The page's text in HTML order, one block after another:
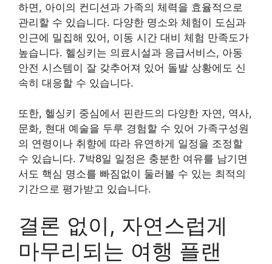
하면, 아이의 컨디션과 가족의 체력을 효율적으로
관리할 수 있습니다. 다양한 명소와 체험이 도심과
인근에 밀집해 있어, 이동 시간 대비 체험 만족도가
높습니다. 헬싱키는 의료시설과 응급서비스, 아동
안전 시스템이 잘 갖추어져 있어 돌발 상황에도 신
속히 대응할 수 있습니다.
또한, 헬싱키 중심에서 핀란드의 다양한 자연, 역사,
문화, 현대 예술을 두루 경험할 수 있어 가족구성원
의 연령이나 취향에 따라 유연하게 일정을 조정할
수 있습니다. 7박8일 일정은 충분한 여유를 남기면
서도 핵심 명소를 빠짐없이 둘러볼 수 있는 최적의
기간으로 평가받고 있습니다.
결론 없이, 자연스럽게
마무리되는 여행 플랜